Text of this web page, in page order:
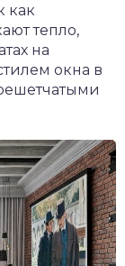
как
тепло,
на
окна в